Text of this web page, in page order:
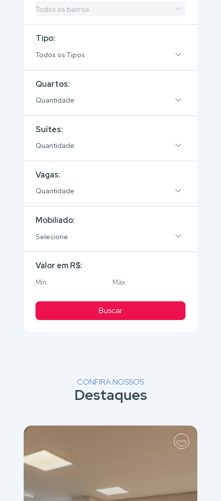
Todos os bairros
Tipo:
Todos os Tipos
Quartos:
Quantidade
Suítes:
Quantidade
Vagas:
Quantidade
Mobiliado:
Selecione
Valor em R$:
Buscar
CONFIRA NOSSOS
Destaques